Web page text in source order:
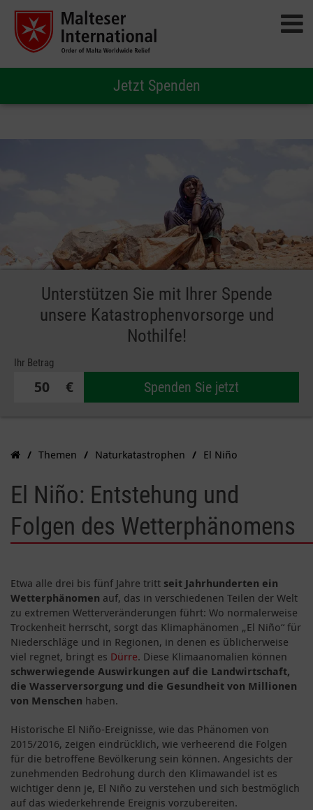
Jetzt Spenden
Unterstützen Sie mit Ihrer Spende
unsere Katastrophenvorsorge und
Nothilfe!
Ihr Betrag
€ Spenden Sie jetzt
Themen Naturkatastrophen El Niño
El Niño: Entstehung und
Folgen des Wetterphänomens
Etwa alle drei bis fünf Jahre tritt seit Jahrhunderten ein
Wetterphänomen auf, das in verschiedenen Teilen der Welt
zu extremen Wetterveränderungen führt: Wo normalerweise
Trockenheit herrscht, sorgt das Klimaphänomen „El Niño“ für
Niederschläge und in Regionen, in denen es üblicherweise
viel regnet, bringt es Dürre. Diese Klimaanomalien können
schwerwiegende Auswirkungen auf die Landwirtschaft,
die Wasserversorgung und die Gesundheit von Millionen
von Menschen haben.
Historische El Niño-Ereignisse, wie das Phänomen von
2015/2016, zeigen eindrücklich, wie verheerend die Folgen
für die betroffene Bevölkerung sein können. Angesichts der
zunehmenden Bedrohung durch den Klimawandel ist es
wichtiger denn je, El Niño zu verstehen und sich bestmöglich
auf das wiederkehrende Ereignis vorzubereiten.